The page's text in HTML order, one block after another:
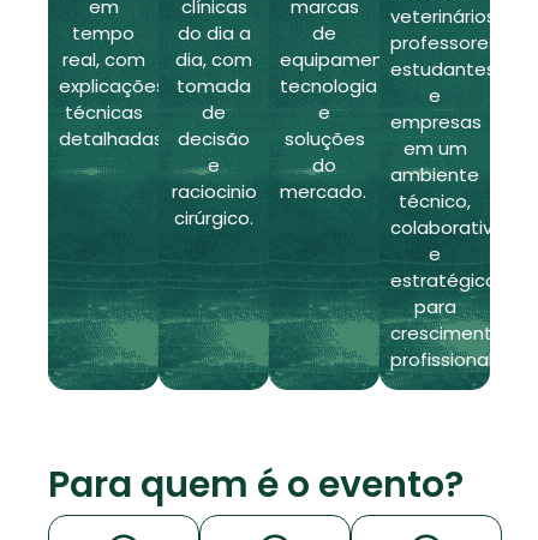
em
tempo
real, com
explicações
técnicas
detalhadas.
clínicas
do dia a
dia, com
tomada
de
decisão
e
raciocinio
cirúrgico.
marcas
de
equipamentos,
tecnologia
e
soluções
do
mercado.
veterinários,
professores,
estudantes
e
empresas
em um
ambiente
técnico,
colaborativo
e
estratégico
para
crescimento
profissional.
Para quem é o evento?